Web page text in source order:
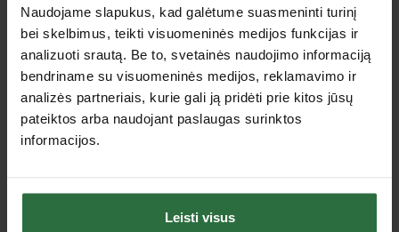
Naudojame slapukus, kad galėtume suasmeninti turinį
bei skelbimus, teikti visuomeninės medijos funkcijas ir
analizuoti srautą. Be to, svetainės naudojimo informaciją
bendriname su visuomeninės medijos, reklamavimo ir
analizės partneriais, kurie gali ją pridėti prie kitos jūsų
pateiktos arba naudojant paslaugas surinktos
informacijos.
Leisti visus
Smūgio jėga
1,7 J
Tipas
Trijų funkcijų perforatoriai
Standartiniai priedai
Gylio ribotuvas, rankena,
plastikinis lagaminas.
Garantija fiziniams
asmenims, mėn.
36
Akumuliatorius ir įkroviklis
Nėra